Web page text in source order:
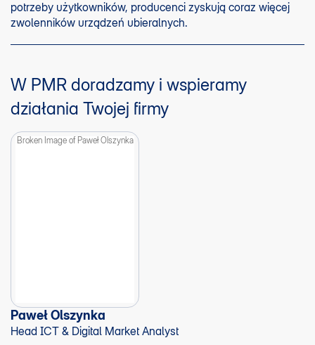
potrzeby użytkowników, producenci zyskują coraz więcej
zwolenników urządzeń ubieralnych.
W PMR doradzamy i wspieramy
działania Twojej firmy
Paweł Olszynka
Head ICT & Digital Market Analyst